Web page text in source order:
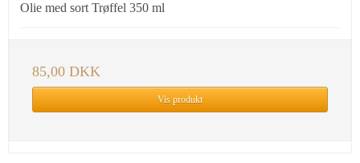
Olie med sort Trøffel 350 ml
85,00 DKK
Vis produkt